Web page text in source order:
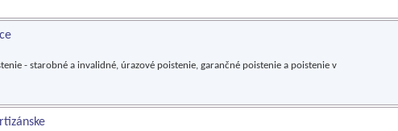
- starobné a invalidné, úrazové poistenie, garančné poistenie a poistenie v